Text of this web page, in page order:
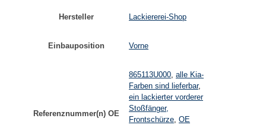
Hersteller Lackiererei-Shop
Einbauposition Vorne
Referenznummer(n) OE
865113U000, alle Kia-
Farben sind lieferbar,
ein lackierter vorderer
Stoßfänger,
Frontschürze, OE